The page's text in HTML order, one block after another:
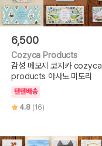
6,500
Cozyca Products
감성 메모지 코지카 cozyca
products 아사노 미도리
텐텐배송
4.8 (16)